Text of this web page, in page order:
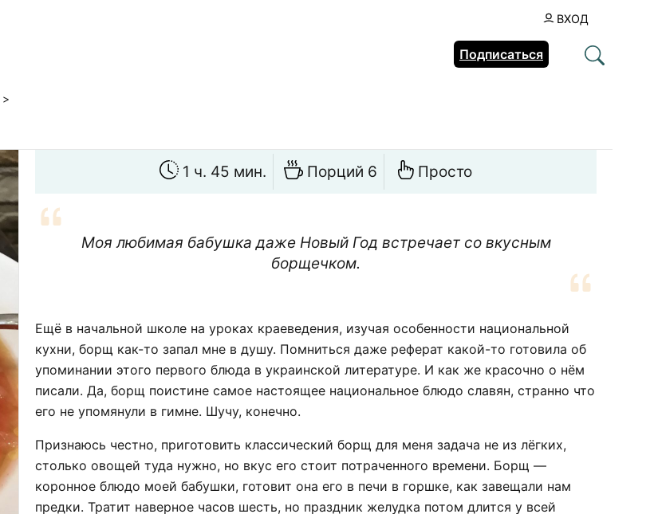
ВХОД
Подписаться
>
1 ч. 45 мин. Порций 6 Просто
Моя любимая бабушка даже Новый Год встречает со вкусным
борщечком.
Ещё в начальной школе на уроках краеведения, изучая особенности национальной
кухни, борщ как-то запал мне в душу. Помниться даже реферат какой-то готовила об
упоминании этого первого блюда в украинской литературе. И как же красочно о нём
писали. Да, борщ поистине самое настоящее национальное блюдо славян, странно что
его не упомянули в гимне. Шучу, конечно.
Признаюсь честно, приготовить классический борщ для меня задача не из лёгких,
столько овощей туда нужно, но вкус его стоит потраченного времени. Борщ —
коронное блюдо моей бабушки, готовит она его в печи в горшке, как завещали нам
предки. Тратит наверное часов шесть, но праздник желудка потом длится у всей